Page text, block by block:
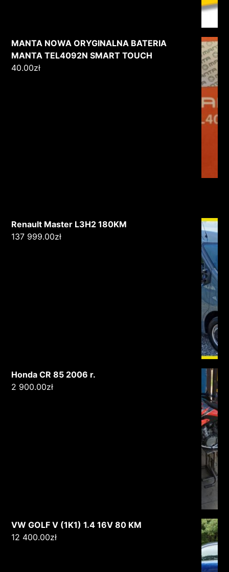
MANTA NOWA ORYGINALNA BATERIA
MANTA TEL4092N SMART TOUCH
40.00zł
Renault Master L3H2 180KM
137 999.00zł
Honda CR 85 2006 r.
2 900.00zł
VW GOLF V (1K1) 1.4 16V 80 KM
12 400.00zł